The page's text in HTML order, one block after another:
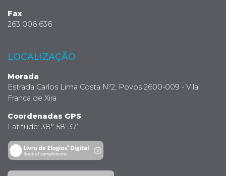
Fax
263 006 636
LOCALIZAÇÃO
Morada
Estrada Carlos Lima Costa Nº2, Povos 2600-009 - Vila
Franca de Xira
Coordenadas GPS
Latitude: 38° 58’ 37’’